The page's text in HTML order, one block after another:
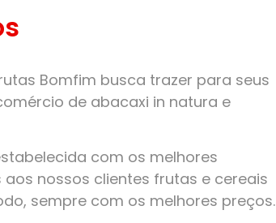
Bomfim busca trazer para seus
de abacaxi in natura e
com os melhores
nossos clientes frutas e cereais
sempre com os melhores preços.